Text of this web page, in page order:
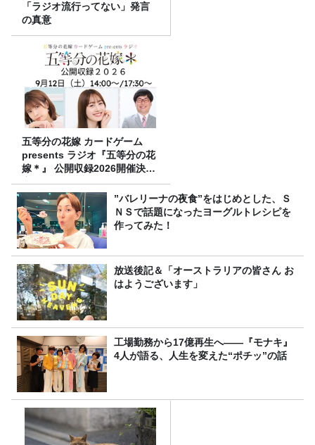
「ラジオ流行ってない」発言
の真意
五等分の花嫁 カードゲーム
presents ラジオ『五等分の花
嫁＊』 公開収録2026開催決
定！
”バレリーナの夜食”をはじめとした、Ｓ
ＮＳで話題になったヨーグルトレシピを
作ってみた！
放送後記＆「オーストラリアの皆さん お
はようございます」
工場勤務から17億再生へ——『モナキ』
4人が語る、人生を変えた“ポチッ”の話